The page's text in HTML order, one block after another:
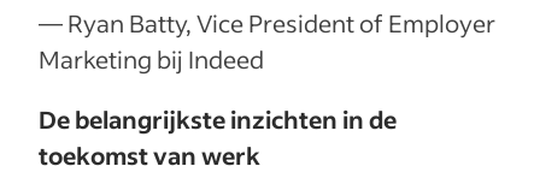
— Ryan Batty, Vice President of Employer
Marketing bij Indeed
De belangrijkste inzichten in de
toekomst van werk